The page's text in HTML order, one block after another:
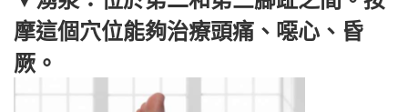
摩這個穴位能夠治療頭痛、噁心、昏
厥。